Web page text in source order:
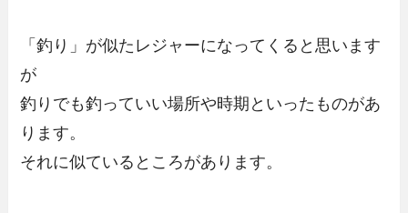
「釣り」が似たレジャーになってくると思います
が
釣りでも釣っていい場所や時期といったものがあ
ります。
それに似ているところがあります。